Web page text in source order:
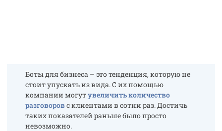
Боты для бизнеса – это тенденция, которую не
стоит упускать из вида. С их помощью
компании могутувеличить количество
разговоров с клиентами в сотни раз. Достичь
таких показателей раньше было просто
невозможно.